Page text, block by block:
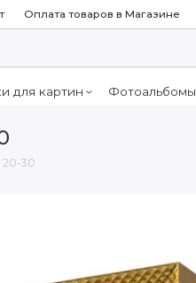
Оплата товаров в Магазине
для картин Фотоальбомы
20-30